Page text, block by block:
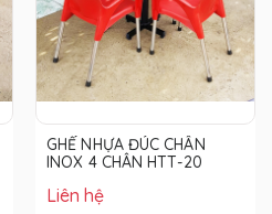
GHẾ NHỰA ĐÚC CHÂN
INOX 4 CHÂN HTT-20
Liên hệ